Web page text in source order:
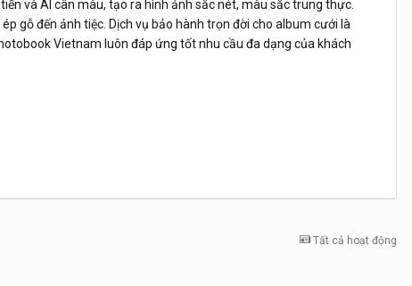
và AI cân màu, tạo ra hình ảnh sắc nét, màu sắc trung thực.
gỗ đến ảnh tiệc. Dịch vụ bảo hành trọn đời cho album cưới là
Vietnam luôn đáp ứng tốt nhu cầu đa dạng của khách
Tất cả hoạt động